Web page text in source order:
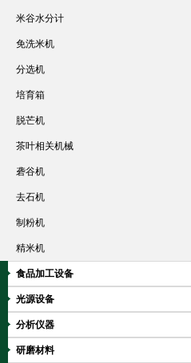
米谷水分计
免洗米机
分选机
培育箱
脱芒机
茶叶相关机械
砻谷机
去石机
制粉机
精米机
食品加工设备
光源设备
分析仪器
研磨材料